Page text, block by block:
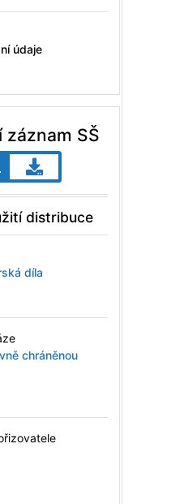
údaje
záznam SŠ
distribuce
díla
chráněnou